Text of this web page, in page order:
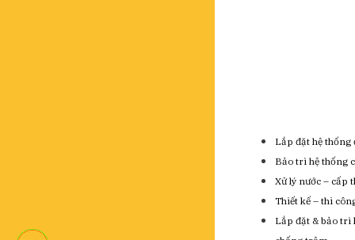
Lắp đặt hệ
Bảo trì hệ thống
Xử lý nước – cấp
Thiết kế – thi
Lắp đặt & bảo trì